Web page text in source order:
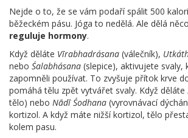
Nejde o to, že se vám podaří spálit 500
běžeckém pásu. Jóga to nedělá. Ale dělá
reguluje hormony.
Když děláte Vīrabhadrásana (válečník),
nebo Śalabhásana (slepice), aktivujete svaly,
zapomněli používat. To zvyšuje přítok krve
pomáhá tělu zpět vytvářet svaly. Když děláte
tělo) nebo Nādī Śodhana (vyrovnávací
kortizol. A když máte nižší kortizol, tělo
kolem pasu.